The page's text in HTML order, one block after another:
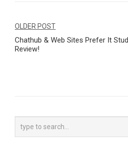
Navegação
de
OLDER POST
Chathub & Web Sites Prefer It
Review!